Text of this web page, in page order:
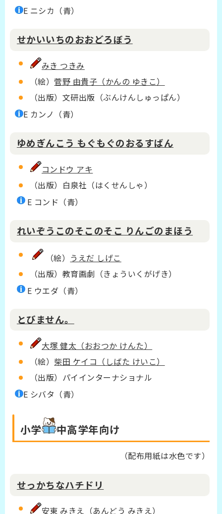
E ニシカ（青）
せかいいちのおおどろぼう
みき つきみ
（絵） 菅野 由貴子（かんの ゆきこ）
（出版）文研出版（ぶんけんしゅっぱん）
E カンノ（青）
ゆめぎんこう もぐもぐのおるすばん
コンドウ アキ
（出版）白泉社（はくせんしゃ）
E コンド（青）
れいぞうこのそこのそこ りんごのまほう
（絵） うえだ しげこ
（出版）教育画劇（きょういくがげき）
E ウエダ（青）
とびません。
大塚 健太（おおつか けんた）
（絵） 柴田 ケイコ（しばた けいこ）
（出版）パイインターナショナル
E シバタ（青）
小学 中高学年向け
（配布用紙は水色です）
せっかちなハチドリ
安東 みきえ（あんどう みきえ）